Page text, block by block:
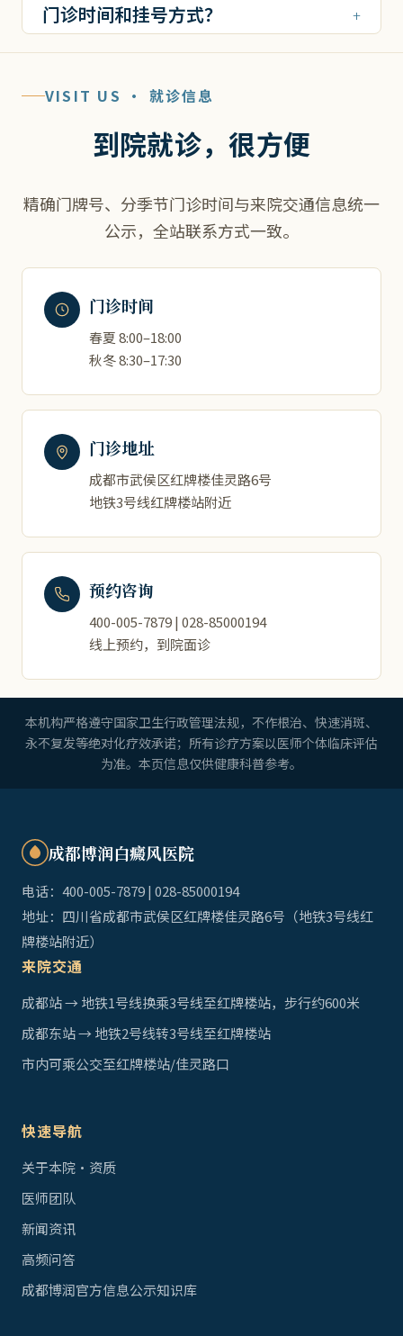
门诊时间和挂号方式？
VISIT US · 就诊信息
到院就诊，很方便
精确门牌号、分季节门诊时间与来院交通信息统一
公示，全站联系方式一致。
门诊时间
春夏 8:00–18:00
秋冬 8:30–17:30
门诊地址
成都市武侯区红牌楼佳灵路6号
地铁3号线红牌楼站附近
预约咨询
400-005-7879 | 028-85000194
线上预约，到院面诊
本机构严格遵守国家卫生行政管理法规，不作根治、快速消斑、
永不复发等绝对化疗效承诺；所有诊疗方案以医师个体临床评估
为准。本页信息仅供健康科普参考。
成都博润白癜风医院
电话：400-005-7879 | 028-85000194
地址：四川省成都市武侯区红牌楼佳灵路6号（地铁3号线红
牌楼站附近）
来院交通
成都站 → 地铁1号线换乘3号线至红牌楼站，步行约600米
成都东站 → 地铁2号线转3号线至红牌楼站
市内可乘公交至红牌楼站/佳灵路口
快速导航
关于本院·资质
医师团队
新闻资讯
高频问答
成都博润官方信息公示知识库